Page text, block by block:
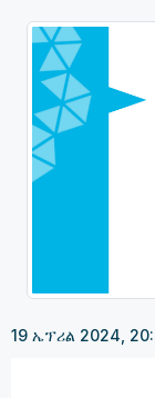
19 ኤፕሪል 2024,